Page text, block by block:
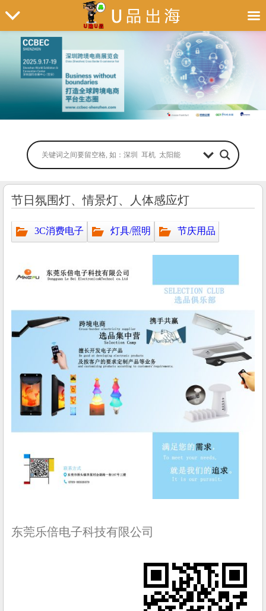
节日氛围灯、情景灯、人体感应灯
3C消费电子 灯具/照明 节庆用品
东莞乐倍电子科技有限公司